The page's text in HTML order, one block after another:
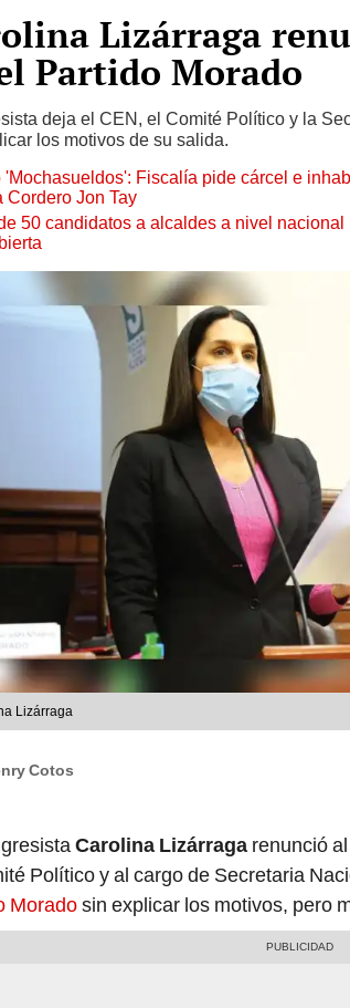
Lizárraga
Partido Morado
deja el CEN, el Comité Político y la
los motivos de su salida.
'Mochasueldos': Fiscalía pide cárcel e
Cordero Jon Tay
50 candidatos a alcaldes a nivel
Lizárraga
Cotos
Carolina Lizárraga renunció
Político y al cargo de Secretaria
Moradosin explicar los motivos, pero